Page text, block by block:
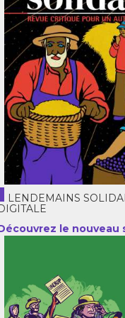
LENDEMAINS
le nouveau